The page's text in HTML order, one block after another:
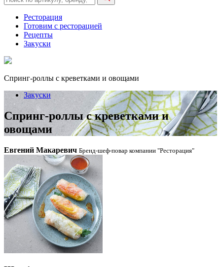
Ресторация
Готовим с ресторацией
Рецепты
Закуски
Спринг-роллы с креветками и овощами
Закуски
Спринг-роллы с креветками и
овощами
Евгений Макаревич Бренд-шеф-повар компании "Ресторация"